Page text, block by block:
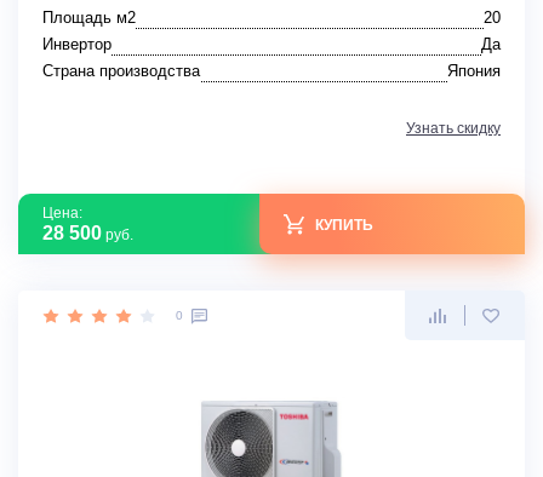
Площадь м2
20
Инвертор
Да
Страна производства
Япония
Узнать скидку
Цена:
28 500 руб.
КУПИТЬ
0